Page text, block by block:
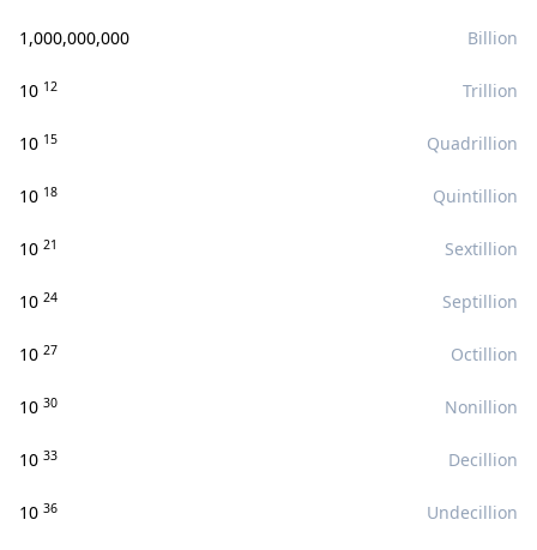
1,000,000,000 Billion
10 12 Trillion
10 15 Quadrillion
10 18 Quintillion
10 21 Sextillion
10 24 Septillion
10 27 Octillion
10 30 Nonillion
10 33 Decillion
10 36 Undecillion